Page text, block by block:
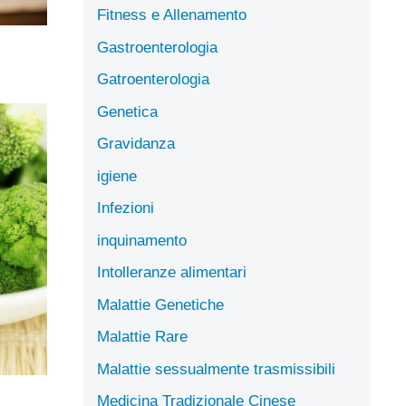
Fitness e Allenamento
Gastroenterologia
Gatroenterologia
Genetica
Gravidanza
igiene
Infezioni
inquinamento
Intolleranze alimentari
Malattie Genetiche
Malattie Rare
Malattie sessualmente trasmissibili
Medicina Tradizionale Cinese